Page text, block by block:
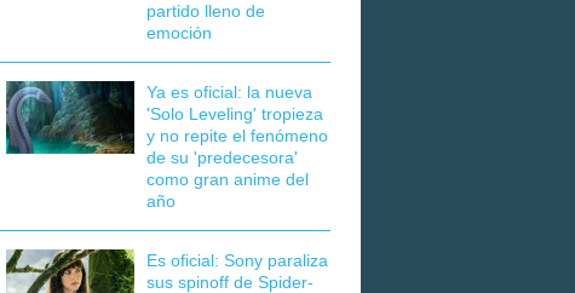
partido lleno de
emoción
Ya es oficial: la nueva
'Solo Leveling' tropieza
y no repite el fenómeno
de su 'predecesora'
como gran anime del
año
Es oficial: Sony paraliza
sus spinoff de Spider-